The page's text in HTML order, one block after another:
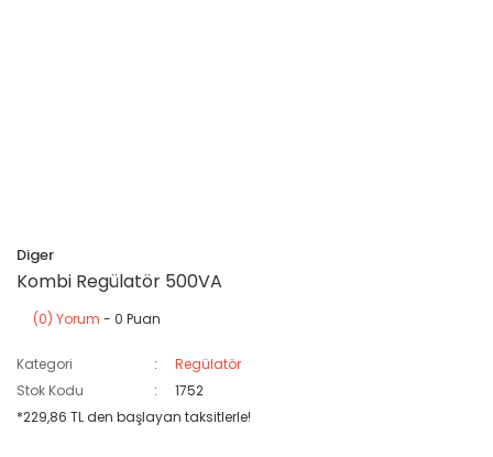
Diger
Kombi Regülatör 500VA
(0) Yorum - 0 Puan
Kategori
Regülatör
Stok Kodu
1752
*229,86 TL den başlayan taksitlerle!